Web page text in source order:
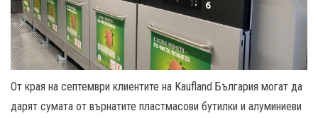
От края на септември клиентите на Kaufland България могат да
дарят сумата от върнатите пластмасови бутилки и алуминиеви